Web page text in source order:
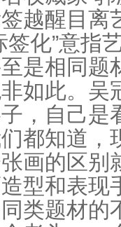
越醒目离
签化”意指
是相同题
如此。吴
，自己是
都知道，
画的区别
型和表现
类题材的